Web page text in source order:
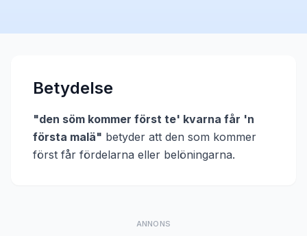
Betydelse
"den söm kommer först te' kvarna får 'n
första malä" betyder att den som kommer
först får fördelarna eller belöningarna.
ANNONS